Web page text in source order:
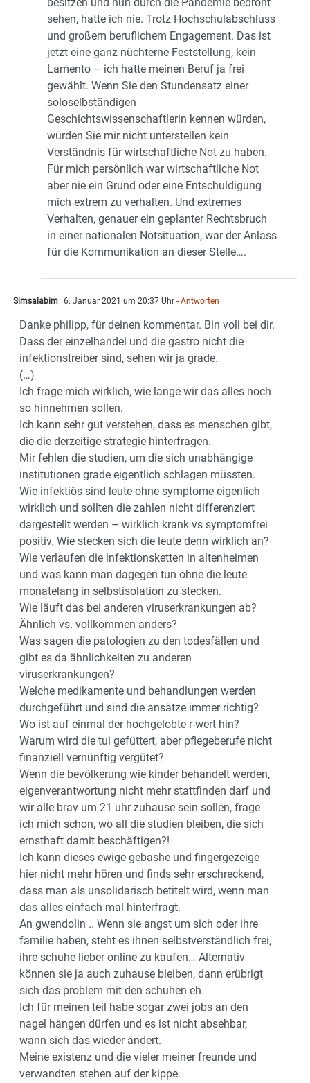
sehen, hatte ich nie. Trotz Hochschulabschluss
und großem beruflichem Engagement. Das ist
jetzt eine ganz nüchterne Feststellung, kein
Lamento – ich hatte meinen Beruf ja frei
gewählt. Wenn Sie den Stundensatz einer
soloselbständigen
Geschichtswissenschaftlerin kennen würden,
würden Sie mir nicht unterstellen kein
Verständnis für wirtschaftliche Not zu haben.
Für mich persönlich war wirtschaftliche Not
aber nie ein Grund oder eine Entschuldigung
mich extrem zu verhalten. Und extremes
Verhalten, genauer ein geplanter Rechtsbruch
in einer nationalen Notsituation, war der Anlass
für die Kommunikation an dieser Stelle….
Simsalabim 6. Januar 2021 um 20:37 Uhr - Antworten
Danke philipp, für deinen kommentar. Bin voll bei dir.
Dass der einzelhandel und die gastro nicht die
infektionstreiber sind, sehen wir ja grade.
(…)
Ich frage mich wirklich, wie lange wir das alles noch
so hinnehmen sollen.
Ich kann sehr gut verstehen, dass es menschen gibt,
die die derzeitige strategie hinterfragen.
Mir fehlen die studien, um die sich unabhängige
institutionen grade eigentlich schlagen müssten.
Wie infektiös sind leute ohne symptome eigenlich
wirklich und sollten die zahlen nicht differenziert
dargestellt werden – wirklich krank vs symptomfrei
positiv. Wie stecken sich die leute denn wirklich an?
Wie verlaufen die infektionsketten in altenheimen
und was kann man dagegen tun ohne die leute
monatelang in selbstisolation zu stecken.
Wie läuft das bei anderen viruserkrankungen ab?
Ähnlich vs. vollkommen anders?
Was sagen die patologien zu den todesfällen und
gibt es da ähnlichkeiten zu anderen
viruserkrankungen?
Welche medikamente und behandlungen werden
durchgeführt und sind die ansätze immer richtig?
Wo ist auf einmal der hochgelobte r-wert hin?
Warum wird die tui gefüttert, aber pflegeberufe nicht
finanziell vernünftig vergütet?
Wenn die bevölkerung wie kinder behandelt werden,
eigenverantwortung nicht mehr stattfinden darf und
wir alle brav um 21 uhr zuhause sein sollen, frage
ich mich schon, wo all die studien bleiben, die sich
ernsthaft damit beschäftigen?!
Ich kann dieses ewige gebashe und fingergezeige
hier nicht mehr hören und finds sehr erschreckend,
dass man als unsolidarisch betitelt wird, wenn man
das alles einfach mal hinterfragt.
An gwendolin .. Wenn sie angst um sich oder ihre
familie haben, steht es ihnen selbstverständlich frei,
ihre schuhe lieber online zu kaufen… Alternativ
können sie ja auch zuhause bleiben, dann erübrigt
sich das problem mit den schuhen eh.
Ich für meinen teil habe sogar zwei jobs an den
nagel hängen dürfen und es ist nicht absehbar,
wann sich das wieder ändert.
Meine existenz und die vieler meiner freunde und
verwandten stehen auf der kippe.